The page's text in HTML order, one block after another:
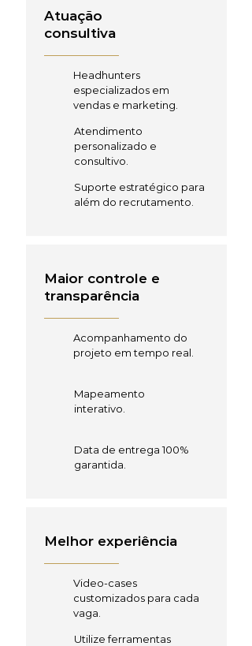
Atuação
consultiva
Headhunters
especializados em
vendas e marketing.
Atendimento
personalizado e
consultivo.
Suporte estratégico para
além do recrutamento.
Maior controle e
transparência
Acompanhamento do
projeto em tempo real.
Mapeamento
interativo.
Data de entrega 100%
garantida.
Melhor experiência
Video-cases
customizados para cada
vaga.
Utilize ferramentas